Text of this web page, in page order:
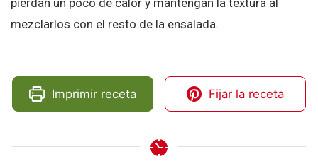
mezclarlos con el resto de la ensalada.
Imprimir receta Fijar la receta